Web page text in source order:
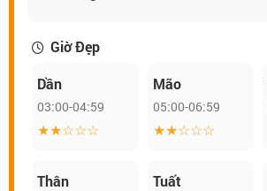
Giờ Đẹp
Dần
03:00-04:59
★★☆☆☆
Mão
05:00-06:59
★★☆☆☆
Thân Tuất